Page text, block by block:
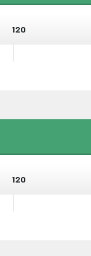
120
120